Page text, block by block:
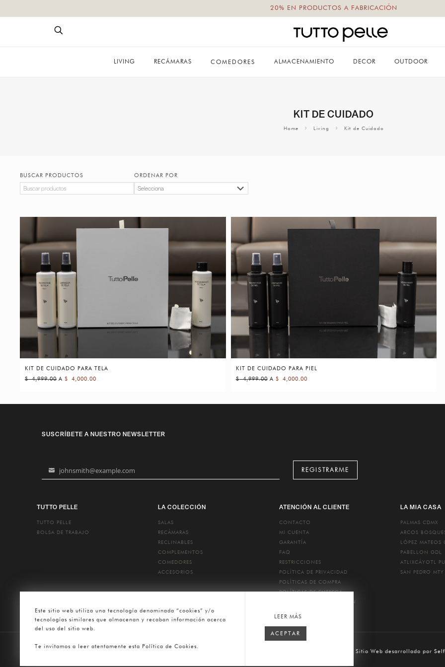
20% EN PRODUCTOS A FABRICACIÓN
LIVING RECÁMARAS COMEDORES ALMACENAMIENTO DECOR OUTDOOR
KIT DE CUIDADO
Home Living Kit de Cuidado
BUSCAR PRODUCTOS ORDENAR POR
KIT DE CUIDADO PARA TELA
$4,999.00 A $ 4,000.00
KIT DE CUIDADO PARA PIEL
$4,999.00A $ 4,000.00
SUSCRÍBETE A NUESTRO NEWSLETTER
Your
johnsmith@example.com REGISTRARME
TUTTO PELLE
TUTTO PELLE
BOLSA DE TRABAJO
LA COLECCIÓN
SALAS
RECÁMARAS
RECLINABLES
COMPLEMENTOS
COMEDORES
ACCESORIOS
ATENCIÓN AL CLIENTE
CONTACTO
MI CUENTA
GARANTÍA
FAQ
RESTRICCIONES
POLÍTICA DE PRIVACIDAD
POLÍTICAS DE COMPRA
POLÍTICAS DE ENTREGA
POLÍTICAS DE DEVOLUCIÓN
LA MIA CASA
PALMAS CDMX
ARCOS
LÓPEZ MATEOS
PABELLON GDL
ATLIXCÁYOTL
SAN PEDRO MTY
2026 © Todos los Derechos Reservados. Sitio Web desarrollado por
Este sitio web utiliza una tecnología denominada “cookies” y/o
tecnologías similares que almacenan y recaban información acerca
del uso del sitio web.
Te invitamos a leer atentamente esta Política de Cookies.
LEER MÁS
ACEPTAR